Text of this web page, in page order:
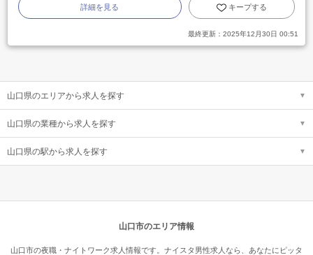
詳細を見る キープする
最終更新： 2025年12月30日 00:51
山口県のエリアから求人を探す
山口県の業種から求人を探す
山口県の駅から求人を探す
山口市のエリア情報
山口市の夜職・ナイトワーク求人情報です。ナイスタ男性求人なら、あなたにピッタ